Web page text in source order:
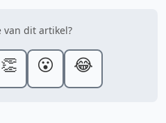
van dit artikel?
👏 😮 😂